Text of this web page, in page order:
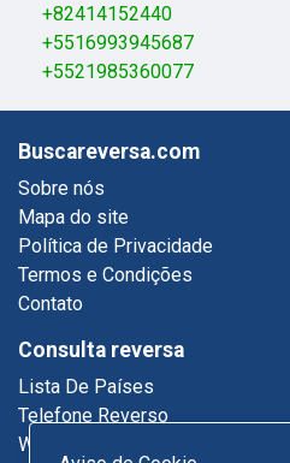
+82414152440
+5516993945687
+5521985360077
Buscareversa.com
Sobre nós
Mapa do site
Política de Privacidade
Termos e Condições
Contato
Consulta reversa
Lista De Países
Telefone Reverso
Who Called Me